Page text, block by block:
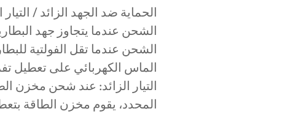
الحماية ضد الجهد الزائد /
الشحن عندما يتجاوز جهد
الشحن عندما تقل الفولتية
الماس الكهربائي على تعطيل
التيار الزائد: عند شحن مخزن
المحدد، يقوم مخزن الطاقة